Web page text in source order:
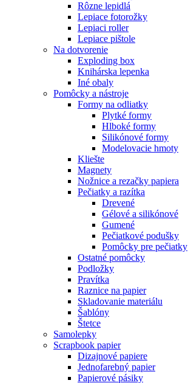
Rôzne lepidlá
Lepiace fotorožky
Lepiaci roller
Lepiace pištole
Na dotvorenie
Exploding box
Knihárska lepenka
Iné obaly
Pomôcky a nástroje
Formy na odliatky
Plytké formy
Hlboké formy
Silikónové formy
Modelovacie hmoty
Kliešte
Magnety
Nožnice a rezačky papiera
Pečiatky a razítka
Drevené
Gélové a silikónové
Gumené
Pečiatkové podušky
Pomôcky pre pečiatky
Ostatné pomôcky
Podložky
Pravítka
Raznice na papier
Skladovanie materiálu
Šablóny
Štetce
Samolepky
Scrapbook papier
Dizajnové papiere
Jednofarebný papier
Papierové pásiky